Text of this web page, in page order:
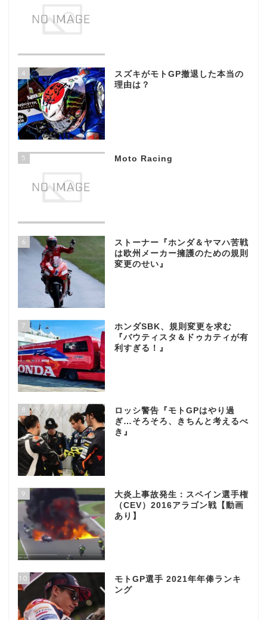
4
スズキがモトGP撤退した本当の
理由は？
5 Moto Racing
6
ストーナー『ホンダ＆ヤマハ苦戦
は欧州メーカー擁護のための規則
変更のせい』
7
ホンダSBK、規則変更を求む
『バウティスタ＆ドゥカティが有
利すぎる！』
8
ロッシ警告『モトGPはやり過
ぎ…そろそろ、きちんと考えるべ
き』
9
大炎上事故発生：スペイン選手権
（CEV）2016アラゴン戦【動画
あり】
10
モトGP選手 2021年年俸ランキ
ング